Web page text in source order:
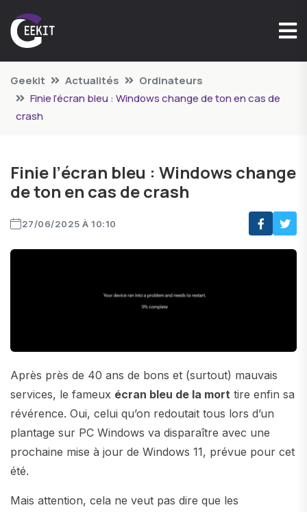
Geekit Actualités
Ordinateurs
Finie l’écran bleu : Windows change de ton en cas de
crash
Finie l’écran bleu : Windows change
de ton en cas de crash
27/06/2025 À 10:10
Après près de 40 ans de bons et (surtout) mauvais
services, le fameux écran bleu de la mort tire enfin sa
révérence. Oui, celui qu’on redoutait tous lors d’un
plantage sur PC Windows va disparaître avec une
prochaine mise à jour de Windows 11, prévue pour cet
été.
Mais attention, cela ne veut pas dire que les